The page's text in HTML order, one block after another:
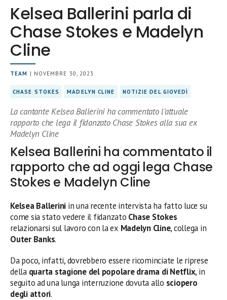
Kelsea Ballerini parla di
Chase Stokes e Madelyn
Cline
TEAM | NOVEMBRE 30, 2023
CHASE STOKES MADELYN CLINE NOTIZIE DEL GIOVEDÌ
La cantante Kelsea Ballerini ha commentato l’attuale
rapporto che lega il fidanzato Chase Stokes alla sua ex
Madelyn Cline
Kelsea Ballerini ha commentato il
rapporto che ad oggi lega Chase
Stokes e Madelyn Cline
Kelsea Ballerini in una recente intervista ha fatto luce su
come sia stato vedere il fidanzato Chase Stokes
relazionarsi sul lavoro con la ex Madelyn Cline, collega in
Outer Banks.
Da poco, infatti, dovrebbero essere ricominciate le riprese
della quarta stagione del popolare drama di Netflix, in
seguito ad una lunga interruzione dovuta allo sciopero
degli attori.